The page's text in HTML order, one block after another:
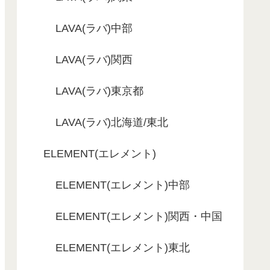
LAVA(ラバ)中部
LAVA(ラバ)関西
LAVA(ラバ)東京都
LAVA(ラバ)北海道/東北
ELEMENT(エレメント)
ELEMENT(エレメント)中部
ELEMENT(エレメント)関西・中国
ELEMENT(エレメント)東北